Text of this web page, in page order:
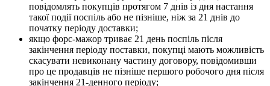
повідомлять покупців протягом 7 днів із дня настання
такої події поспіль або не пізніше, ніж за 21 днів до
початку періоду доставки;
якщо форс-мажор триває 21 день поспіль після
закінчення періоду поставки, покупці мають можливість
скасувати невиконану частину договору, повідомивши
про це продавців не пізніше першого робочого дня після
закінчення 21-денного періоду;